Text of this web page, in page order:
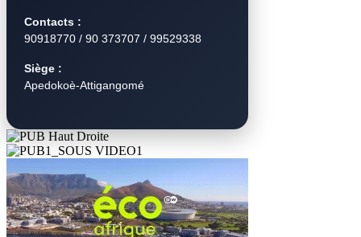
Contacts :
90918770 / 90 373707 / 99529338
Siège :
Apedokoè-Attigangomé